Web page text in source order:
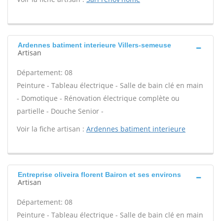
Ardennes batiment interieure Villers-semeuse
Artisan
Département: 08
Peinture - Tableau électrique - Salle de bain clé en main
- Domotique - Rénovation électrique complète ou
partielle - Douche Senior -
Voir la fiche artisan : Ardennes batiment interieure
Entreprise oliveira florent Bairon et ses environs
Artisan
Département: 08
Peinture - Tableau électrique - Salle de bain clé en main